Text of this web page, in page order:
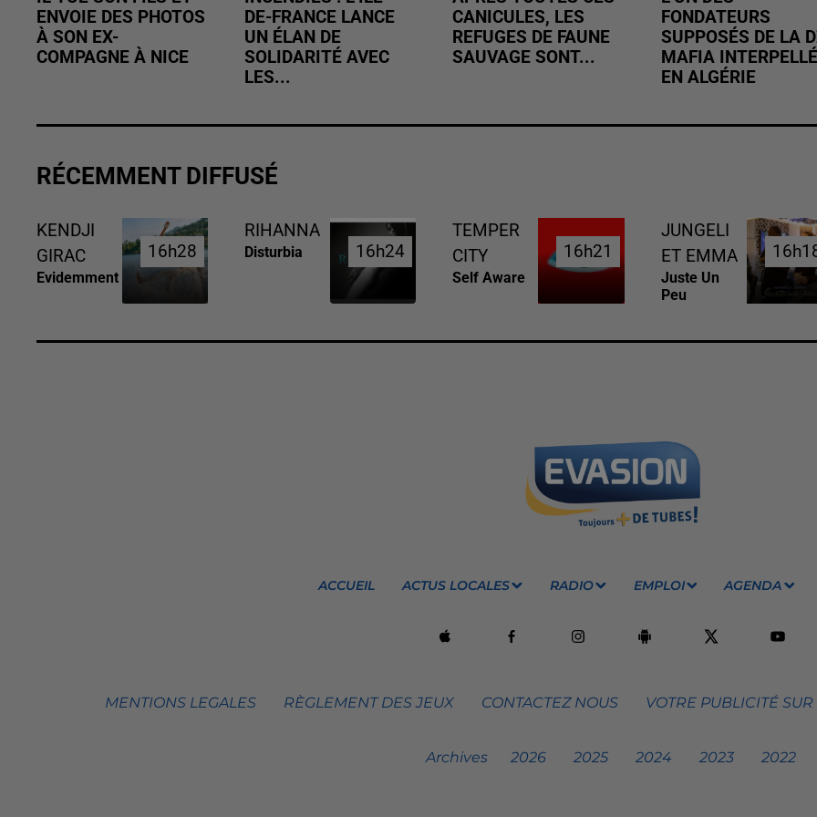
ENVOIE DES PHOTOS
À SON EX-
COMPAGNE À NICE
DE-FRANCE LANCE
UN ÉLAN DE
SOLIDARITÉ AVEC
LES...
CANICULES, LES
REFUGES DE FAUNE
SAUVAGE SONT...
FONDATEURS
SUPPOSÉS DE LA
MAFIA INTERPELLÉ
EN ALGÉRIE
RÉCEMMENT DIFFUSÉ
KENDJI
GIRAC
Evidemment
16h28
16h28
RIHANNA
Disturbia 16h24
16h24
TEMPER
CITY
Self Aware
16h21
16h21
JUNGELI
ET EMMA
Juste Un
Peu
ACCUEIL ACTUS LOCALES RADIO EMPLOI AGENDA
MENTIONS LEGALES RÈGLEMENT DES JEUX CONTACTEZ NOUS VOTRE PUBLICITÉ
Archives 2026 2025 2024 2023 2022